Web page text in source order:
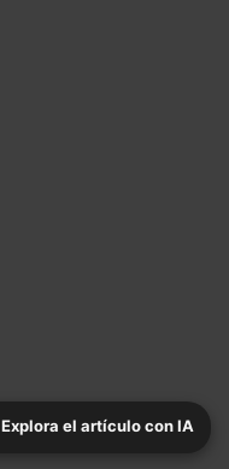
Explora el artículo con IA